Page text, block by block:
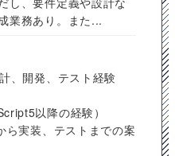
業務あり。また...
、開発、テスト経験
以降の経験）
ら実装、テストまでの案